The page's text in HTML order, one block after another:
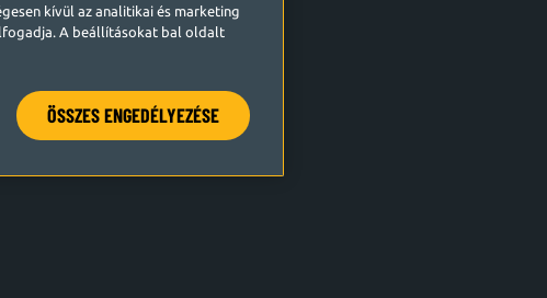
kívül az analitikai és marketing
A beállításokat bal oldalt
ÖSSZES ENGEDÉLYEZÉSE